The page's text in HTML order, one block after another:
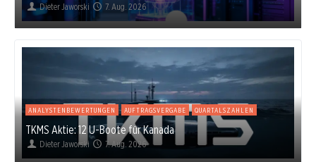
Dieter Jaworski 7. Aug. 2026
ANALYSTENBEWERTUNGEN AUFTRAGSVERGABE QUARTALSZAHLEN
TKMS Aktie: 12 U-Boote für Kanada
Dieter Jaworski 7. Aug. 2026